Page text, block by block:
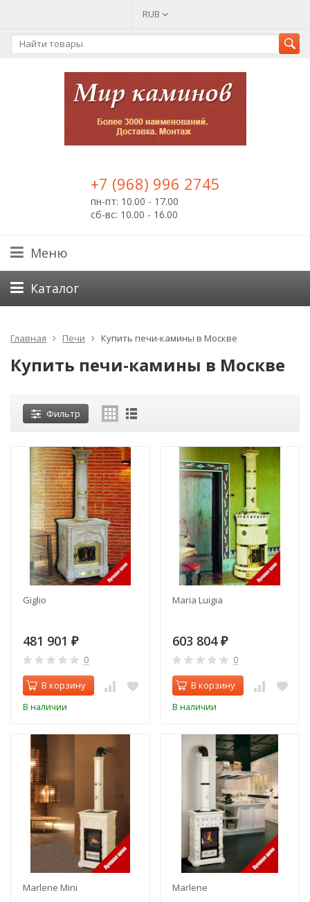
RUB
+7 (968) 996 2745
пн-пт: 10.00 - 17.00
сб-вс: 10.00 - 16.00
Меню
Каталог
Главная Печи Купить печи-камины в Москве
Купить печи-камины в Москве
Фильтр
Giglio
481 901 ₽
0
В корзину
В наличии
Maria Luigia
603 804 ₽
0
В корзину
В наличии
Marlene Mini Marlene